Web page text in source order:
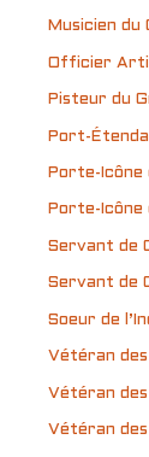
Musicien
Officier
Pisteur du
Port-
Porte-Icône
Porte-
Servant de
Servant de
Soeur de
Vétéran des
Vétéran des
Vétéran des